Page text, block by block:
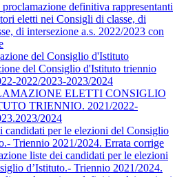
definitiva rappresentanti
eletti nei Consigli di classe, di
di intersezione a.s. 2022/2023 con
del Consiglio d'Istituto
del Consiglio d'Istituto triennio
2022/2023-2023/2024
ELETTI CONSIGLIO
TRIENNIO. 2021/2022-
2024
candidati per le elezioni del Consiglio
Triennio 2021/2024. Errata corrige
liste dei candidati per le elezioni
d’Istituto.- Triennio 2021/2024.